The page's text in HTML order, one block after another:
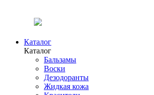
Каталог
Каталог
Бальзамы
Воски
Дезодоранты
Жидкая кожа